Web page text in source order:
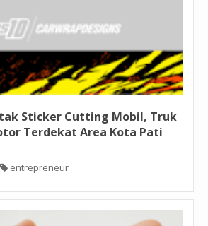
Sticker Cutting Mobil, Truk
Terdekat Area Kota Pati
entrepreneur